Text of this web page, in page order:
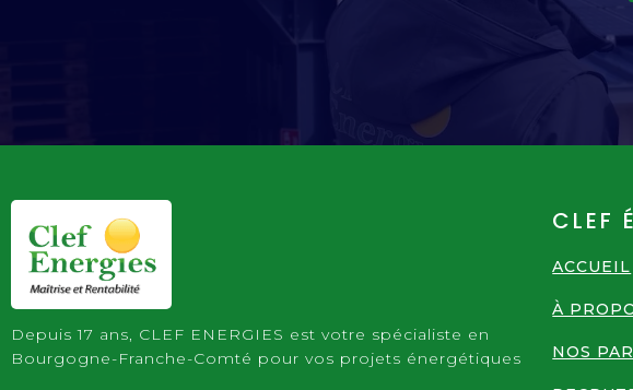
Depuis 17 ans, CLEF ENERGIES est votre spécialiste en
Bourgogne-Franche-Comté pour vos projets énergétiques
CLEF
ACCUEIL
À
NOS